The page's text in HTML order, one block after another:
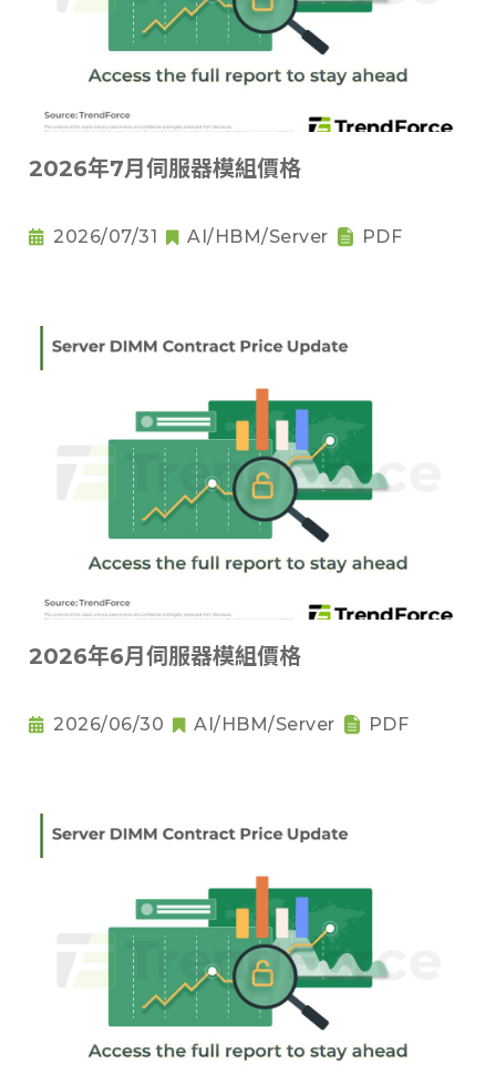
2026年7月伺服器模組價格
2026/07/31 AI/HBM/Server PDF
2026年6月伺服器模組價格
2026/06/30 AI/HBM/Server PDF